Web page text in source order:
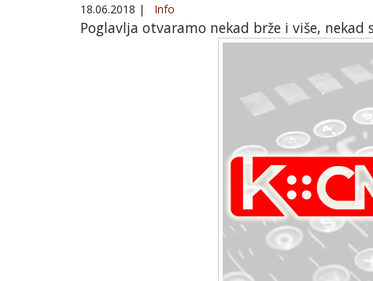
18.06.2018 | Info
Poglavlja otvaramo nekad brže i više,